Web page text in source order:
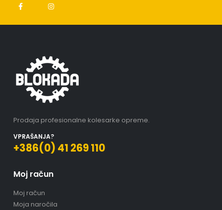
Prodaja profesionalne kolesarke opreme.
VPRAŠANJA?
+386(0) 41 269 110
Moj račun
Moj račun
Moja naročila